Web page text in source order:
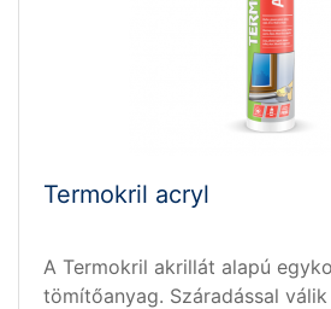
Termokril acryl
A Termokril akrillát alapú
tömítőanyag. Száradással